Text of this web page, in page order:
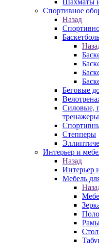
Шахматы
Спортивное
Назад
Беговые
Силовые,
тренажеры
Степперы
Интерьер и
Назад
Интерьер
Мебель